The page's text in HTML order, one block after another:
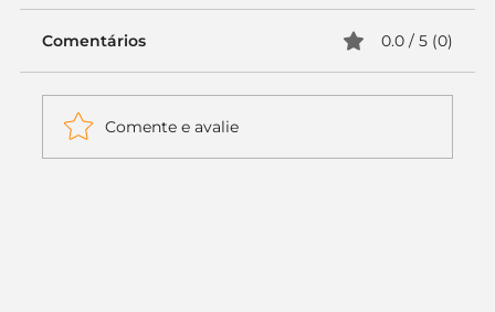
Comentários 0.0 / 5 (0)
Comente e avalie